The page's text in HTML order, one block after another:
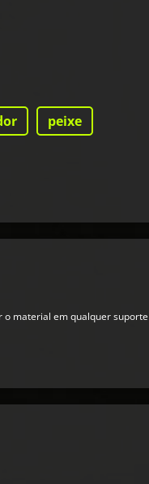
peixe
material em qualquer